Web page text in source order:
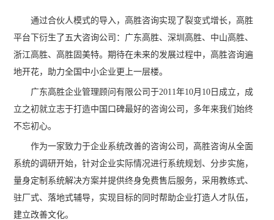
通过合伙人模式的导入，高胜咨询实现了裂变式增长，高胜
平台下衍生了五大咨询公司：广东高胜、深圳高胜、中山高胜、
浙江高胜、高胜固美特。期待在未来的发展过程中，高胜咨询遍
地开花，助力全国中小企业更上一层楼。
广东高胜企业管理顾问有限公司于2011年10月10日成立，成
立之初就立志于打造中国口碑最好的咨询公司，多年来我们始终
不忘初心。
作为一家致力于企业系统改善的咨询公司，高胜咨询从全面
系统的调研开始，针对企业实际情况进行系统规划、分步实施，
量身定制系统解决方案并提供终身免费售后服务，采用教练式、
驻厂式、落地式辅导，实现目标的同时帮助企业打造人才队伍，
建立改善文化。